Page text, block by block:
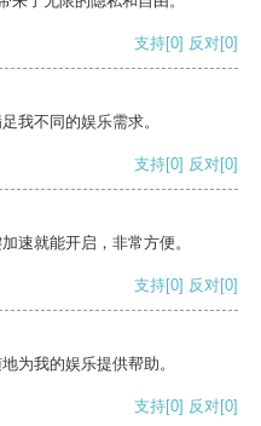
支持[0] 反对[0]
我不同的娱乐需求。
支持[0] 反对[0]
速就能开启，非常方便。
支持[0] 反对[0]
为我的娱乐提供帮助。
支持[0] 反对[0]